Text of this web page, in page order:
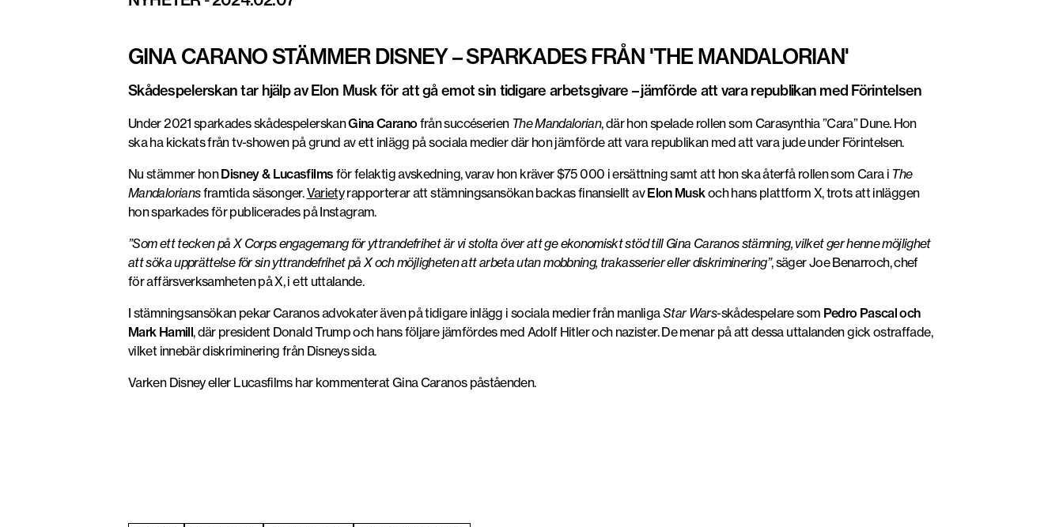
GINA CARANO STÄMMER DISNEY – SPARKADES FRÅN 'THE MANDALORIAN'
Skådespelerskan tar hjälp av Elon Musk för att gå emot sin tidigare arbetsgivare – jämförde att vara republikan med Förintelsen
Under 2021 sparkades skådespelerskanGina Caranofrån succéserien The Mandalorian, där hon spelade rollen som Carasynthia ”Cara” Dune. Hon
ska ha kickats från tv-showen på grund av ett inlägg på sociala medier där hon jämförde att vara republikan med att vara jude under Förintelsen.
Nu stämmer honDisney & Lucasfilms för felaktig avskedning, varav hon kräver $75 000 i ersättning samt att hon ska återfå rollen som Cara i The
Mandaloriansframtida säsonger.Varietyrapporterar att stämningsansökan backas finansiellt avElon Muskoch hans plattform X, trots att inläggen
hon sparkades för publicerades på Instagram.
”Som ett tecken på X Corps engagemang för yttrandefrihet är vi stolta över att ge ekonomiskt stöd till Gina Caranos stämning, vilket ger henne möjlighet
att söka upprättelse för sin yttrandefrihet på X och möjligheten att arbeta utan mobbning, trakasserier eller diskriminering”, säger Joe Benarroch, chef
för affärsverksamheten på X, i ett uttalande.
I stämningsansökan pekar Caranos advokater även på tidigare inlägg i sociala medier från manligaStar Wars-skådespelare som Pedro Pascal och
Mark Hamill, där president Donald Trump och hans följare jämfördes med Adolf Hitler och nazister. De menar på att dessa uttalanden gick ostraffade,
vilket innebär diskriminering från Disneys sida.
Varken Disney eller Lucasfilms har kommenterat Gina Caranos påståenden.